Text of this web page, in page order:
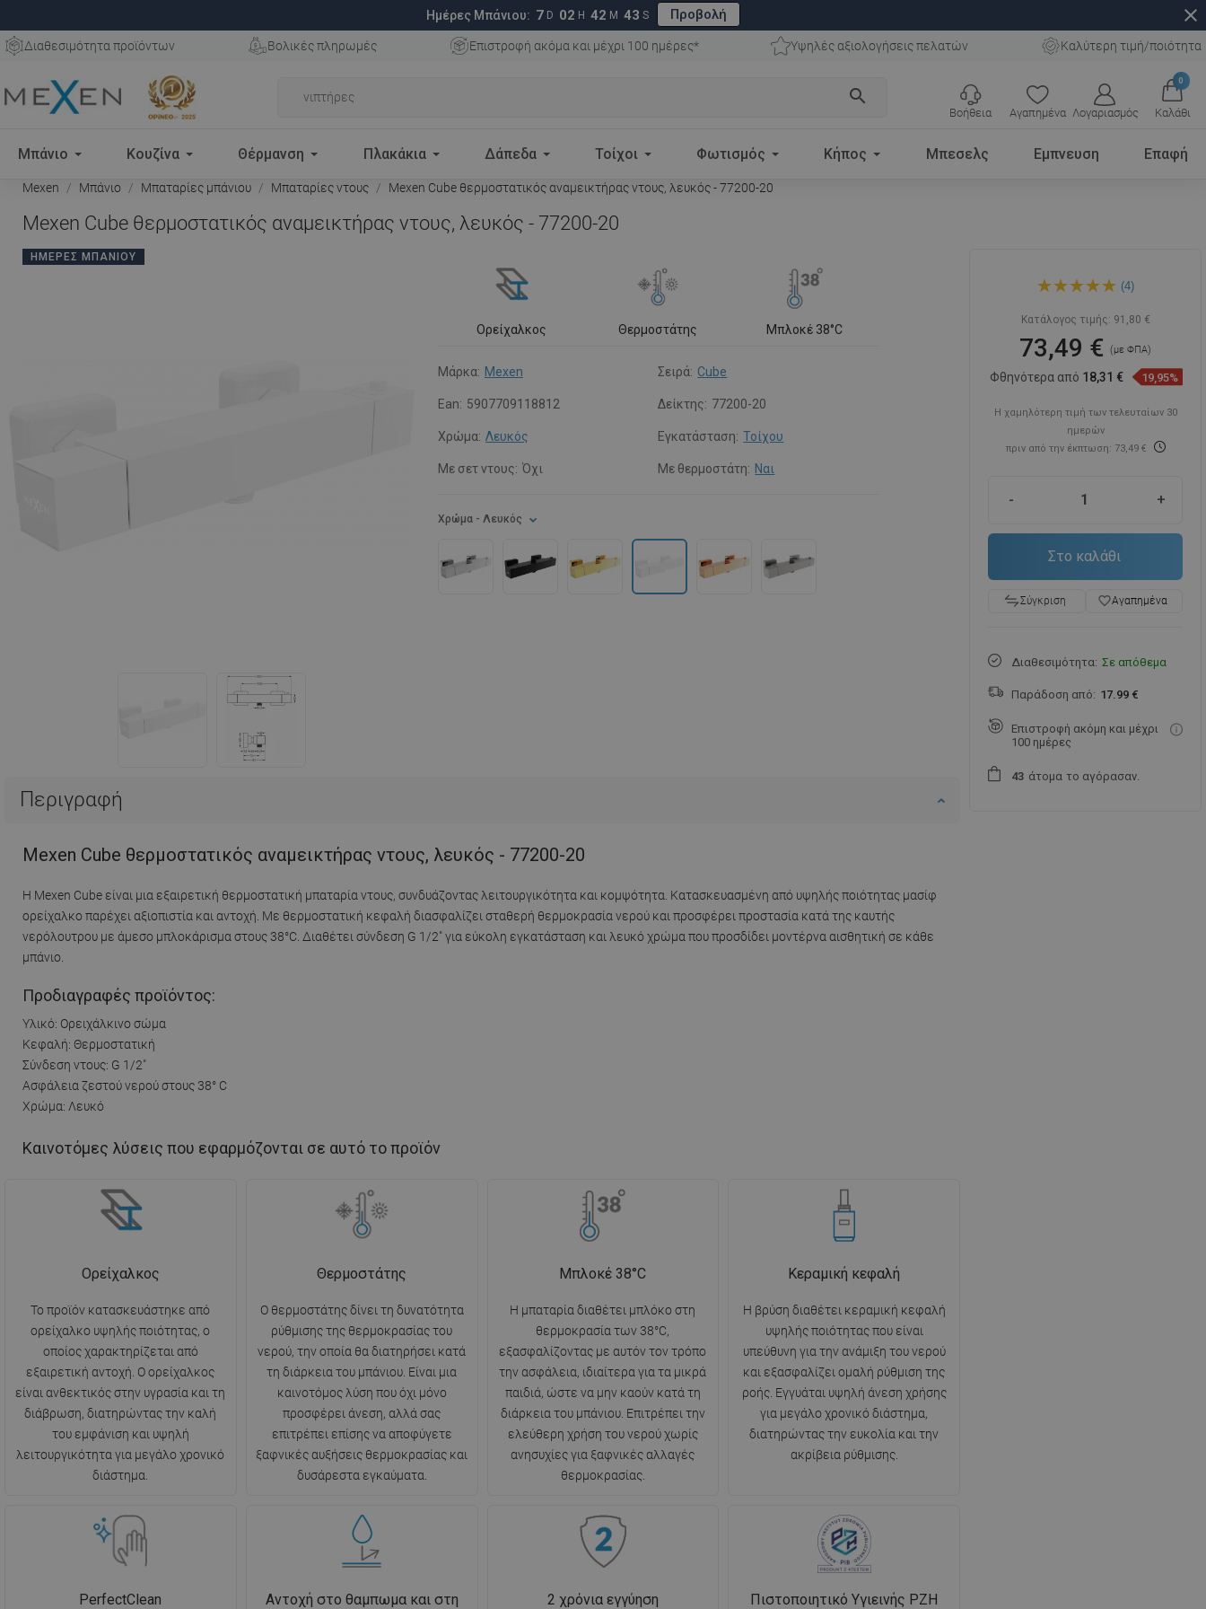
Ημέρες Μπάνιου: 7 D 02 H 42 M 42 S Προβολή close
Διαθεσιμότητα προϊόντων Βολικές πληρωμές Επιστροφή ακόμα και μέχρι 100 ημέρες* Υψηλές αξιολογήσεις πελατών Καλύτερη τιμή/ποιότητα
search
Αγαπημένα Λογαριασμός
0
Καλάθι
Βοήθεια
Μπάνιο Κουζίνα Θέρμανση Πλακάκια Δάπεδα Τοίχοι Φωτισμός Κήπος Μπεσελς Εμπνευση Επαφή
Mexen Μπάνιο Μπαταρίες μπάνιου Μπαταρίες ντους Mexen Cube θερμοστατικός αναμεικτήρας ντους, λευκός - 77200-20
Mexen Cube θερμοστατικός αναμεικτήρας ντους, λευκός - 77200-20
ΗΜΈΡΕΣ ΜΠΆΝΙΟΥ
Ορείχαλκος Θερμοστάτης Μπλοκέ 38°C
Μάρκα: Mexen Σειρά: Cube
Ean: 5907709118812 Δείκτης: 77200-20
Χρώμα: Λευκός Εγκατάσταση: Τοίχου
Με σετ ντους: Όχι Με θερμοστάτη: Ναι
Χρώμα - Λευκός
Περιγραφή
Mexen Cube θερμοστατικός αναμεικτήρας ντους, λευκός - 77200-20
Η Mexen Cube είναι μια εξαιρετική θερμοστατική μπαταρία ντους, συνδυάζοντας λειτουργικότητα και κομψότητα. Κατασκευασμένη από υψηλής ποιότητας μασίφ
ορείχαλκο παρέχει αξιοπιστία και αντοχή. Με θερμοστατική κεφαλή διασφαλίζει σταθερή θερμοκρασία νερού και προσφέρει προστασία κατά της καυτής
νερόλουτρου με άμεσο μπλοκάρισμα στους 38°C. Διαθέτει σύνδεση G 1/2" για εύκολη εγκατάσταση και λευκό χρώμα που προσδίδει μοντέρνα αισθητική σε κάθε
μπάνιο.
Προδιαγραφές προϊόντος:
Υλικό: Ορειχάλκινο σώμα
Κεφαλή: Θερμοστατική
Σύνδεση ντους: G 1/2"
Ασφάλεια ζεστού νερού στους 38° C
Χρώμα: Λευκό
Καινοτόμες λύσεις που εφαρμόζονται σε αυτό το προϊόν
Ορείχαλκος
Το προϊόν κατασκευάστηκε από
ορείχαλκο υψηλής ποιότητας, ο
οποίος χαρακτηρίζεται από
εξαιρετική αντοχή. Ο ορείχαλκος
είναι ανθεκτικός στην υγρασία και τη
διάβρωση, διατηρώντας την καλή
του εμφάνιση και υψηλή
λειτουργικότητα για μεγάλο χρονικό
διάστημα.
Θερμοστάτης
Ο θερμοστάτης δίνει τη δυνατότητα
ρύθμισης της θερμοκρασίας του
νερού, την οποία θα διατηρήσει κατά
τη διάρκεια του μπάνιου. Είναι μια
καινοτόμος λύση που όχι μόνο
προσφέρει άνεση, αλλά σας
επιτρέπει επίσης να αποφύγετε
ξαφνικές αυξήσεις θερμοκρασίας και
δυσάρεστα εγκαύματα.
Μπλοκέ 38°C
Η μπαταρία διαθέτει μπλόκο στη
θερμοκρασία των 38°C,
εξασφαλίζοντας με αυτόν τον τρόπο
την ασφάλεια, ιδιαίτερα για τα μικρά
παιδιά, ώστε να μην καούν κατά τη
διάρκεια του μπάνιου. Επιτρέπει την
ελεύθερη χρήση του νερού χωρίς
ανησυχίες για ξαφνικές αλλαγές
θερμοκρασίας.
Κεραμική κεφαλή
Η βρύση διαθέτει κεραμική κεφαλή
υψηλής ποιότητας που είναι
υπεύθυνη για την ανάμιξη του νερού
και εξασφαλίζει ομαλή ρύθμιση της
ροής. Εγγυάται υψηλή άνεση χρήσης
για μεγάλο χρονικό διάστημα,
διατηρώντας την ευκολία και την
ακρίβεια ρύθμισης.
PerfectClean
Αντοχή στο θαμπωμα και στη
2 χρόνια εγγύηση Πιστοποιητικό Υγιεινής PZH
αναμεικτήρας ντους, λευκός
(4)
Κατάλογος τιμής: 91,80 €
73,49 €(με ΦΠΑ)
Φθηνότερα από 18,31 € 19,95%
Η χαμηλότερη τιμή των τελευταίων 30
ημερών
πριν από την έκπτωση: 73,49 €
- +
Στο καλάθι
Σύγκριση favorite_borderΑγαπημένα
Διαθεσιμότητα: Σε απόθεμα
Παράδοση από: 17.99 €
Επιστροφή ακόμη και μέχρι
100 ημέρες
43 άτομα το αγόρασαν.